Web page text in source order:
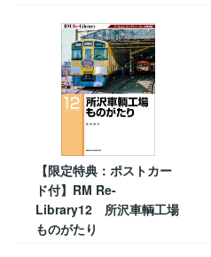
【限定特典：ポストカー
ド付】RM Re-
Library12 所沢車輌工場
ものがたり